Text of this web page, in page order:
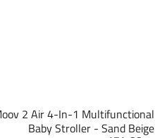
2 Air 4-In-1 Multifunctional
Baby Stroller - Sand Beige